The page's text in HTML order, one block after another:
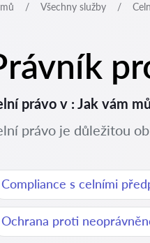
Všechny služby
právo v : Jak vám
právo je důležitou
Compliance s celními
Ochrana proti